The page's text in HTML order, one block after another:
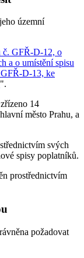
územní
č. GFŘ-D-12, o
a o umístění spisu
D-13, ke
".
14
město Prahu, a
svých
spisy poplatníků.
prostřednictvím
požadovat